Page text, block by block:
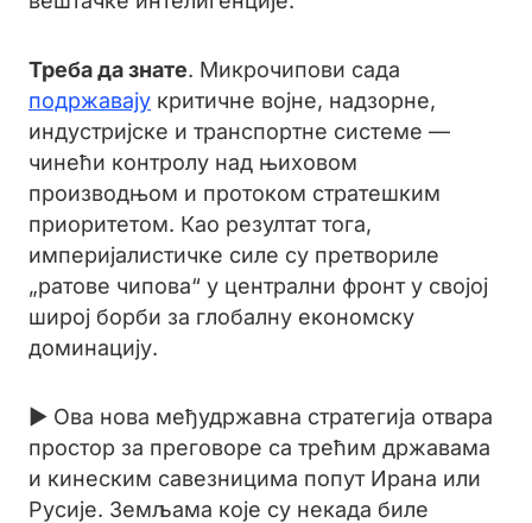
Треба да знате. Микрочипови сада
подржавају критичне војне, надзорне,
индустријске и транспортне системе —
чинећи контролу над њиховом
производњом и протоком стратешким
приоритетом. Као резултат тога,
империјалистичке силе су претвориле
„ратове чипова“ у централни фронт у својој
широј борби за глобалну економску
доминацију.
► Ова нова међудржавна стратегија отвара
простор за преговоре са трећим државама
и кинеским савезницима попут Ирана или
Русије. Земљама које су некада биле